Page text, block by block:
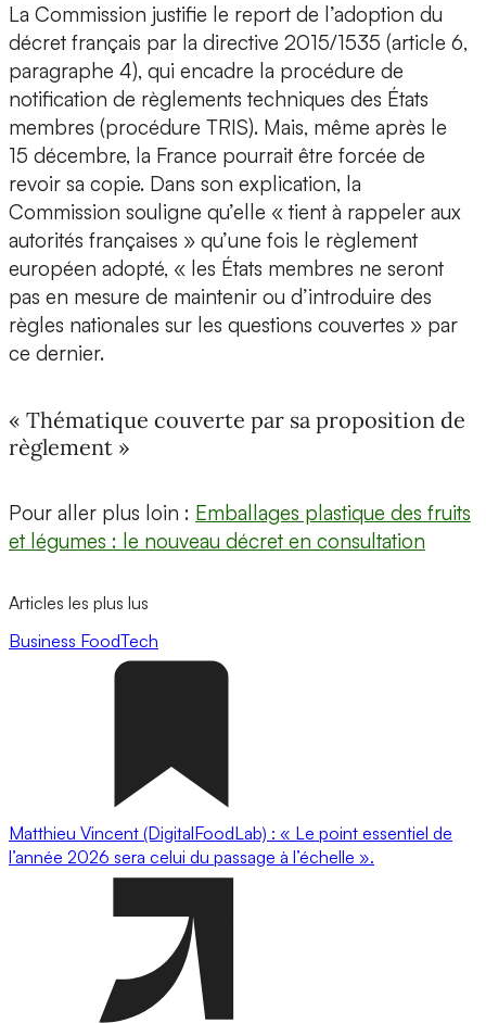
La Commission justifie le report de l’adoption du
décret français par la directive 2015/1535 (article 6,
paragraphe 4), qui encadre la procédure de
notification de règlements techniques des États
membres (procédure TRIS). Mais, même après le
15 décembre, la France pourrait être forcée de
revoir sa copie. Dans son explication, la
Commission souligne qu’elle « tient à rappeler aux
autorités françaises » qu’une fois le règlement
européen adopté, « les États membres ne seront
pas en mesure de maintenir ou d’introduire des
règles nationales sur les questions couvertes » par
ce dernier.
« Thématique couverte par sa proposition de
règlement »
Pour aller plus loin : Emballages plastique des fruits
et légumes : le nouveau décret en consultation
Articles les plus lus
Business FoodTech
Matthieu Vincent (DigitalFoodLab) : « Le point essentiel de
l’année 2026 sera celui du passage à l’échelle ».